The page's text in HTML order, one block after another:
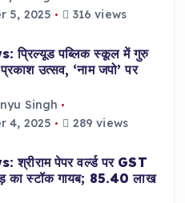
5, 2025
316 views
प्रिल्यूड पब्लिक स्कूल में गुरु
उत्सव, ‘नाम जपो’ पर
Singh
4, 2025
289 views
पेपर वर्ल्ड पर GST
का स्टॉक गायब; 85.40 लाख